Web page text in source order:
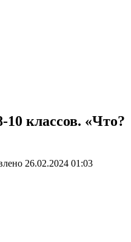
классов. «Что?
26.02.2024 01:03